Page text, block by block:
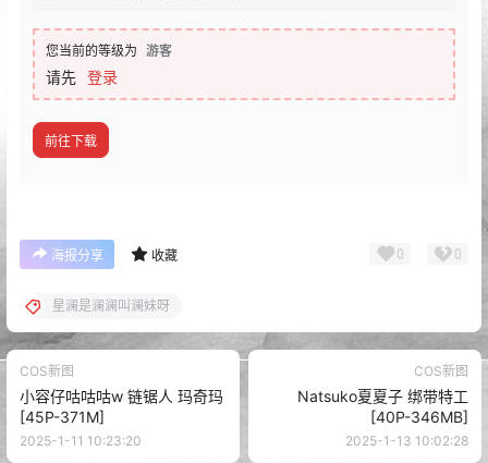
您当前的等级为 游客
请先 登录
前往下载
海报分享 收藏 0 0
星澜是澜澜叫澜妹呀
COS新图
小容仔咕咕咕w 链锯人 玛奇玛
[45P-371M]
2025-1-11 10:23:20
COS新图
Natsuko夏夏子 绑带特工
[40P-346MB]
2025-1-13 10:02:28